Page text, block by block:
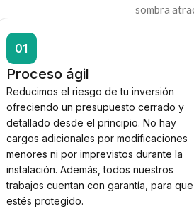
sombra
01
Proceso ágil
Reducimos el riesgo de tu inversión
ofreciendo un presupuesto cerrado y
detallado desde el principio. No hay
cargos adicionales por modificaciones
menores ni por imprevistos durante la
instalación. Además, todos nuestros
trabajos cuentan con garantía, para que
estés protegido.